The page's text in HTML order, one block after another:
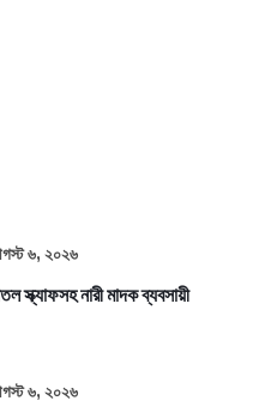
৬, ২০২৬
স্ক্যাফসহ নারী মাদক ব্যবসায়ী
৬, ২০২৬